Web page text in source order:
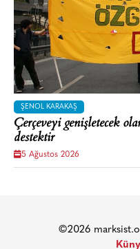
ŞENOL KARAKAŞ
Çerçeveyi genişletecek
destektir
5 Ağustos 2026
©2026